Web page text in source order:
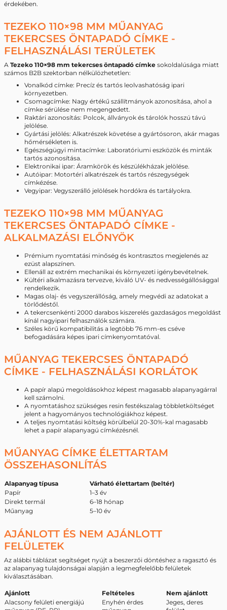
érdekében.
TEZEKO 110×98 MM MŰANYAG
TEKERCSES ÖNTAPADÓ CÍMKE -
FELHASZNÁLÁSI TERÜLETEK
A Tezeko 110×98 mm tekercses öntapadó címke sokoldalúsága miatt
számos B2B szektorban nélkülözhetetlen:
Vonalkód címke: Precíz és tartós leolvashatóság ipari
környezetben.
Csomagcímke: Nagy értékű szállítmányok azonosítása, ahol a
címke sérülése nem megengedett.
Raktári azonosítás: Polcok, állványok és tárolók hosszú távú
jelölése.
Gyártási jelölés: Alkatrészek követése a gyártósoron, akár magas
hőmérsékleten is.
Egészségügyi mintacímke: Laboratóriumi eszközök és minták
tartós azonosítása.
Elektronikai ipar: Áramkörök és készülékházak jelölése.
Autóipar: Motortéri alkatrészek és tartós részegységek
címkézése.
Vegyipar: Vegyszerálló jelölések hordókra és tartályokra.
TEZEKO 110×98 MM MŰANYAG
TEKERCSES ÖNTAPADÓ CÍMKE -
ALKALMAZÁSI ELŐNYÖK
Prémium nyomtatási minőség és kontrasztos megjelenés az
ezüst alapszínen.
Ellenáll az extrém mechanikai és környezeti igénybevételnek.
Kültéri alkalmazásra tervezve, kiváló UV- és nedvességállósággal
rendelkezik.
Magas olaj- és vegyszerállóság, amely megvédi az adatokat a
törlődéstől.
A tekercsenkénti 2000 darabos kiszerelés gazdaságos megoldást
kínál nagyipari felhasználók számára.
Széles körű kompatibilitás a legtöbb 76 mm-es cséve
befogadására képes ipari címkenyomtatóval.
MŰANYAG TEKERCSES ÖNTAPADÓ
CÍMKE - FELHASZNÁLÁSI KORLÁTOK
A papír alapú megoldásokhoz képest magasabb alapanyagárral
kell számolni.
A nyomtatáshoz szükséges resin festékszalag többletköltséget
jelent a hagyományos technológiákhoz képest.
A teljes nyomtatási költség körülbelül 20-30%-kal magasabb
lehet a papír alapanyagú címkézésnél.
MŰANYAG CÍMKE ÉLETTARTAM
ÖSSZEHASONLÍTÁS
Alapanyag típusa
Várható élettartam (beltér)
Papír
1–3 év
Direkt termál
6–18 hónap
Műanyag
5–10 év
AJÁNLOTT ÉS NEM AJÁNLOTT
FELÜLETEK
Az alábbi táblázat segítséget nyújt a beszerzői döntéshez a ragasztó és
az alapanyag tulajdonságai alapján a legmegfelelőbb felületek
kiválasztásában.
Ajánlott Feltételes
Nem ajánlott
Alacsony felületi energiájú
Enyhén érdes
Jeges, deres